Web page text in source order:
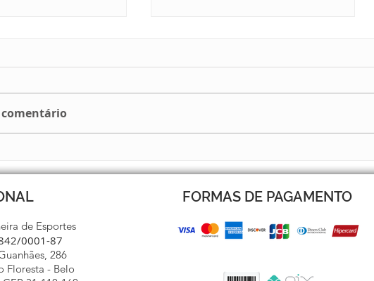
comentário
de Esportes
0001-87
286
Floresta - Belo
FORMAS DE PAGAMENTO